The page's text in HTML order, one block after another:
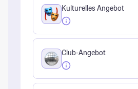
Kulturelles Angebot
Club-Angebot